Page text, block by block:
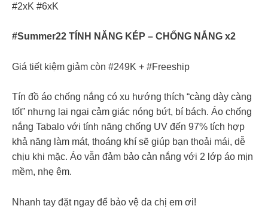
#2xK #6xK
#Summer22 TÍNH NĂNG KÉP – CHỐNG NẮNG x2
Giá tiết kiệm giảm còn #249K + #Freeship
Tín đồ áo chống nắng có xu hướng thích “càng dày càng
tốt” nhưng lại ngại cảm giác nóng bứt, bí bách. Áo chống
nắng Tabalo với tính năng chống UV đến 97% tích hợp
khả năng làm mát, thoáng khí sẽ giúp bạn thoải mái, dễ
chịu khi mặc. Áo vẫn đảm bảo cản nắng với 2 lớp áo mịn
mềm, nhẹ êm.
Nhanh tay đặt ngay để bảo vệ da chị em ơi!